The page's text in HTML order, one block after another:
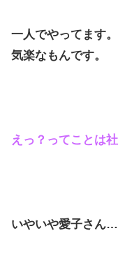
一人でやってます
気楽なもんです。
えっ？ってことは
いやいや愛子さん